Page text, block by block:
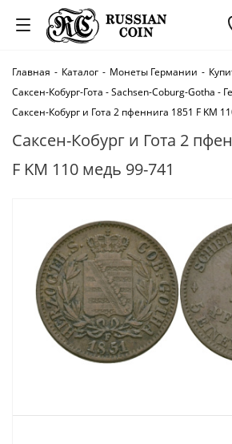
Главная - Каталог - Монеты Германии -
Саксен-Кобург-Гота - Sachsen-Coburg-Gotha -
Саксен-Кобург и Гота 2 пфеннига 1851 F KM
Саксен-Кобург и Гота 2
F KM 110 медь 99-741